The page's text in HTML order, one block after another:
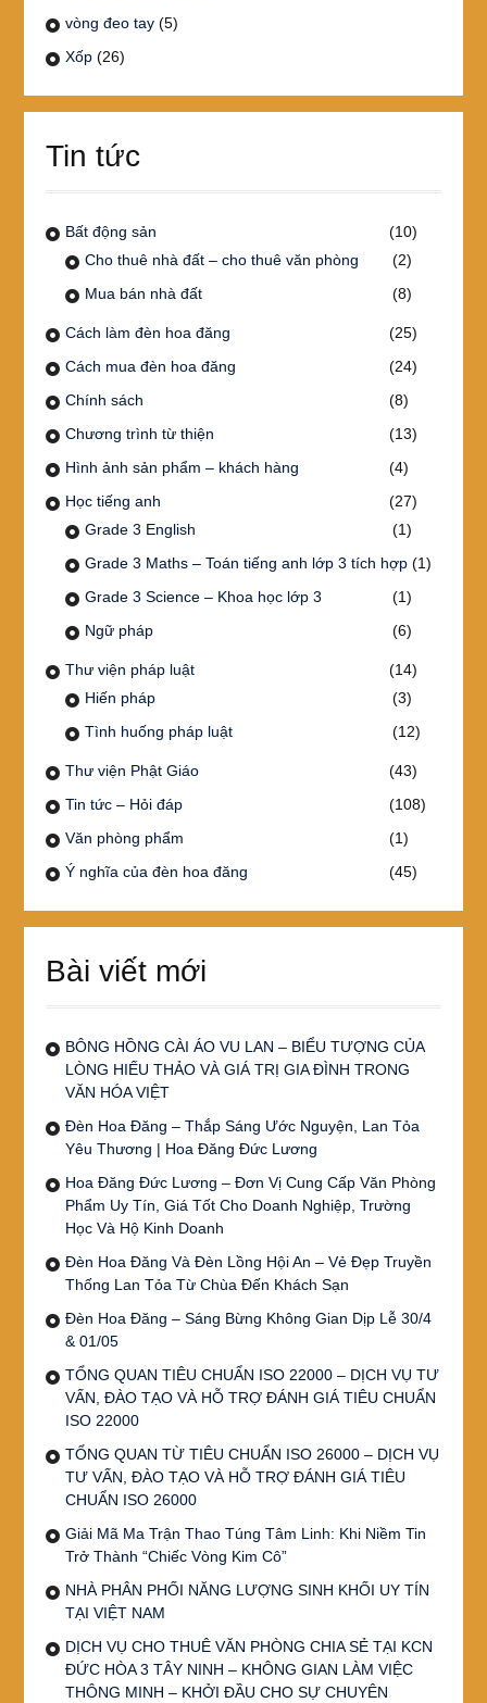
vòng đeo tay (5)
Xốp (26)
Tin tức
Bất động sản
(10)
Cho thuê nhà đất – cho thuê văn phòng
(2)
Mua bán nhà đất
(8)
Cách làm đèn hoa đăng
(25)
Cách mua đèn hoa đăng
(24)
Chính sách
(8)
Chương trình từ thiện
(13)
Hình ảnh sản phẩm – khách hàng
(4)
Học tiếng anh
(27)
Grade 3 English
(1)
Grade 3 Maths – Toán tiếng anh lớp 3 tích hợp(1)
Grade 3 Science – Khoa học lớp 3
(1)
Ngữ pháp
(6)
Thư viện pháp luật
(14)
Hiến pháp
(3)
Tình huống pháp luật
(12)
Thư viện Phật Giáo
(43)
Tin tức – Hỏi đáp
(108)
Văn phòng phẩm
(1)
Ý nghĩa của đèn hoa đăng
(45)
Bài viết mới
BÔNG HỒNG CÀI ÁO VU LAN – BIỂU TƯỢNG CỦA
LÒNG HIẾU THẢO VÀ GIÁ TRỊ GIA ĐÌNH TRONG
VĂN HÓA VIỆT
Đèn Hoa Đăng – Thắp Sáng Ước Nguyện, Lan Tỏa
Yêu Thương | Hoa Đăng Đức Lương
Hoa Đăng Đức Lương – Đơn Vị Cung Cấp Văn Phòng
Phẩm Uy Tín, Giá Tốt Cho Doanh Nghiệp, Trường
Học Và Hộ Kinh Doanh
Đèn Hoa Đăng Và Đèn Lồng Hội An – Vẻ Đẹp Truyền
Thống Lan Tỏa Từ Chùa Đến Khách Sạn
Đèn Hoa Đăng – Sáng Bừng Không Gian Dịp Lễ 30/4
& 01/05
TỔNG QUAN TIÊU CHUẨN ISO 22000 – DỊCH VỤ TƯ
VẤN, ĐÀO TẠO VÀ HỖ TRỢ ĐÁNH GIÁ TIÊU CHUẨN
ISO 22000
TỔNG QUAN TỪ TIÊU CHUẨN ISO 26000 – DỊCH VỤ
TƯ VẤN, ĐÀO TẠO VÀ HỖ TRỢ ĐÁNH GIÁ TIÊU
CHUẨN ISO 26000
Giải Mã Ma Trận Thao Túng Tâm Linh: Khi Niềm Tin
Trở Thành “Chiếc Vòng Kim Cô”
NHÀ PHÂN PHỐI NĂNG LƯỢNG SINH KHỐI UY TÍN
TẠI VIỆT NAM
DỊCH VỤ CHO THUÊ VĂN PHÒNG CHIA SẺ TẠI KCN
ĐỨC HÒA 3 TÂY NINH – KHÔNG GIAN LÀM VIỆC
THÔNG MINH – KHỞI ĐẦU CHO SỰ CHUYÊN